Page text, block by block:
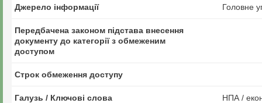
Джерело інформації Головне
Передбачена законом підстава внесення
документу до категорії з обмеженим
доступом
Строк обмеження доступу
Галузь / Ключові слова НПА /